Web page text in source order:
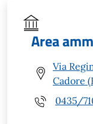
Area
Via
Cadore
0435/